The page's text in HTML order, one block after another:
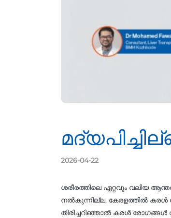
2026-04-22
ശരീരത്തിലെ ഏറ്റവും വലിയ
നല്‍കുന്നില്ല. കേരളത്തില്‍ കരള്‍
തിരിച്ചറിഞ്ഞാല്‍ കരള്‍